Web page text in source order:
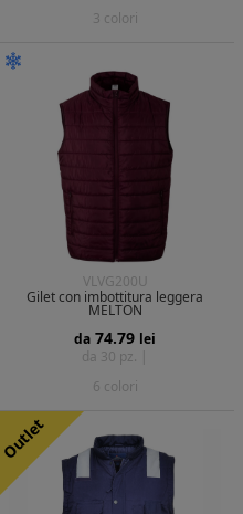
3 colori
VLVG200U
Gilet con imbottitura leggera
MELTON
da 74.79 lei
da 30 pz. |
6 colori
Outlet